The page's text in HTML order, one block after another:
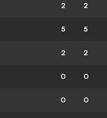
2 2
5 5
2 2
0 0
0 0